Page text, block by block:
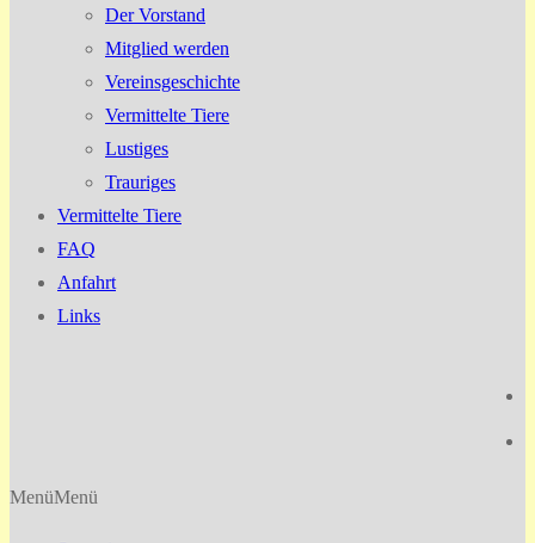
Der Vorstand
Mitglied werden
Vereinsgeschichte
Vermittelte Tiere
Lustiges
Trauriges
Vermittelte Tiere
FAQ
Anfahrt
Links
MenüMenü